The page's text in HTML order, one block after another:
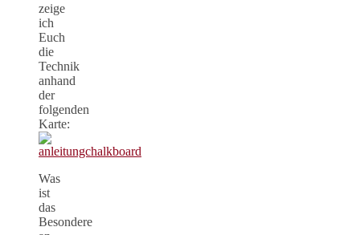
zeige
ich
Euch
die
Technik
anhand
der
folgenden
Karte:
Was
ist
das
Besondere